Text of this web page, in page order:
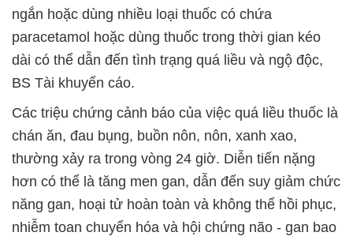
ngắn hoặc dùng nhiều loại thuốc có chứa
paracetamol hoặc dùng thuốc trong thời gian kéo
dài có thể dẫn đến tình trạng quá liều và ngộ độc,
BS Tài khuyến cáo.
Các triệu chứng cảnh báo của việc quá liều thuốc là
chán ăn, đau bụng, buồn nôn, nôn, xanh xao,
thường xảy ra trong vòng 24 giờ. Diễn tiến nặng
hơn có thể là tăng men gan, dẫn đến suy giảm chức
năng gan, hoại tử hoàn toàn và không thể hồi phục,
nhiễm toan chuyển hóa và hội chứng não - gan bao